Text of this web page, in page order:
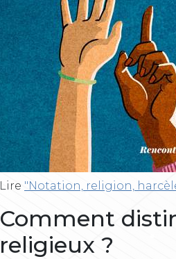
Lire "Notation, religion,
Comment
religieux ?